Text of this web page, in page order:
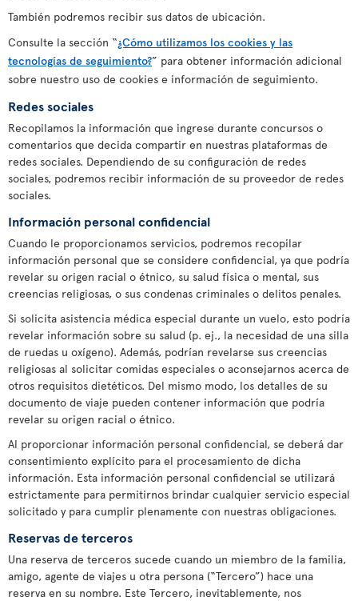
También podremos recibir sus datos de ubicación.
Consulte la sección “¿Cómo utilizamos los cookies y las
tecnologías de seguimiento?” para obtener información adicional
sobre nuestro uso de cookies e información de seguimiento.
Redes sociales
Recopilamos la información que ingrese durante concursos o
comentarios que decida compartir en nuestras plataformas de
redes sociales. Dependiendo de su configuración de redes
sociales, podremos recibir información de su proveedor de redes
sociales.
Información personal confidencial
Cuando le proporcionamos servicios, podremos recopilar
información personal que se considere confidencial, ya que podría
revelar su origen racial o étnico, su salud física o mental, sus
creencias religiosas, o sus condenas criminales o delitos penales.
Si solicita asistencia médica especial durante un vuelo, esto podría
revelar información sobre su salud (p. ej., la necesidad de una silla
de ruedas u oxígeno). Además, podrían revelarse sus creencias
religiosas al solicitar comidas especiales o aconsejarnos acerca de
otros requisitos dietéticos. Del mismo modo, los detalles de su
documento de viaje pueden contener información que podría
revelar su origen racial o étnico.
Al proporcionar información personal confidencial, se deberá dar
consentimiento explícito para el procesamiento de dicha
información. Esta información personal confidencial se utilizará
estrictamente para permitirnos brindar cualquier servicio especial
solicitado y para cumplir plenamente con nuestras obligaciones.
Reservas de terceros
Una reserva de terceros sucede cuando un miembro de la familia,
amigo, agente de viajes u otra persona (“Tercero”) hace una
reserva en su nombre. Este Tercero, inevitablemente, nos